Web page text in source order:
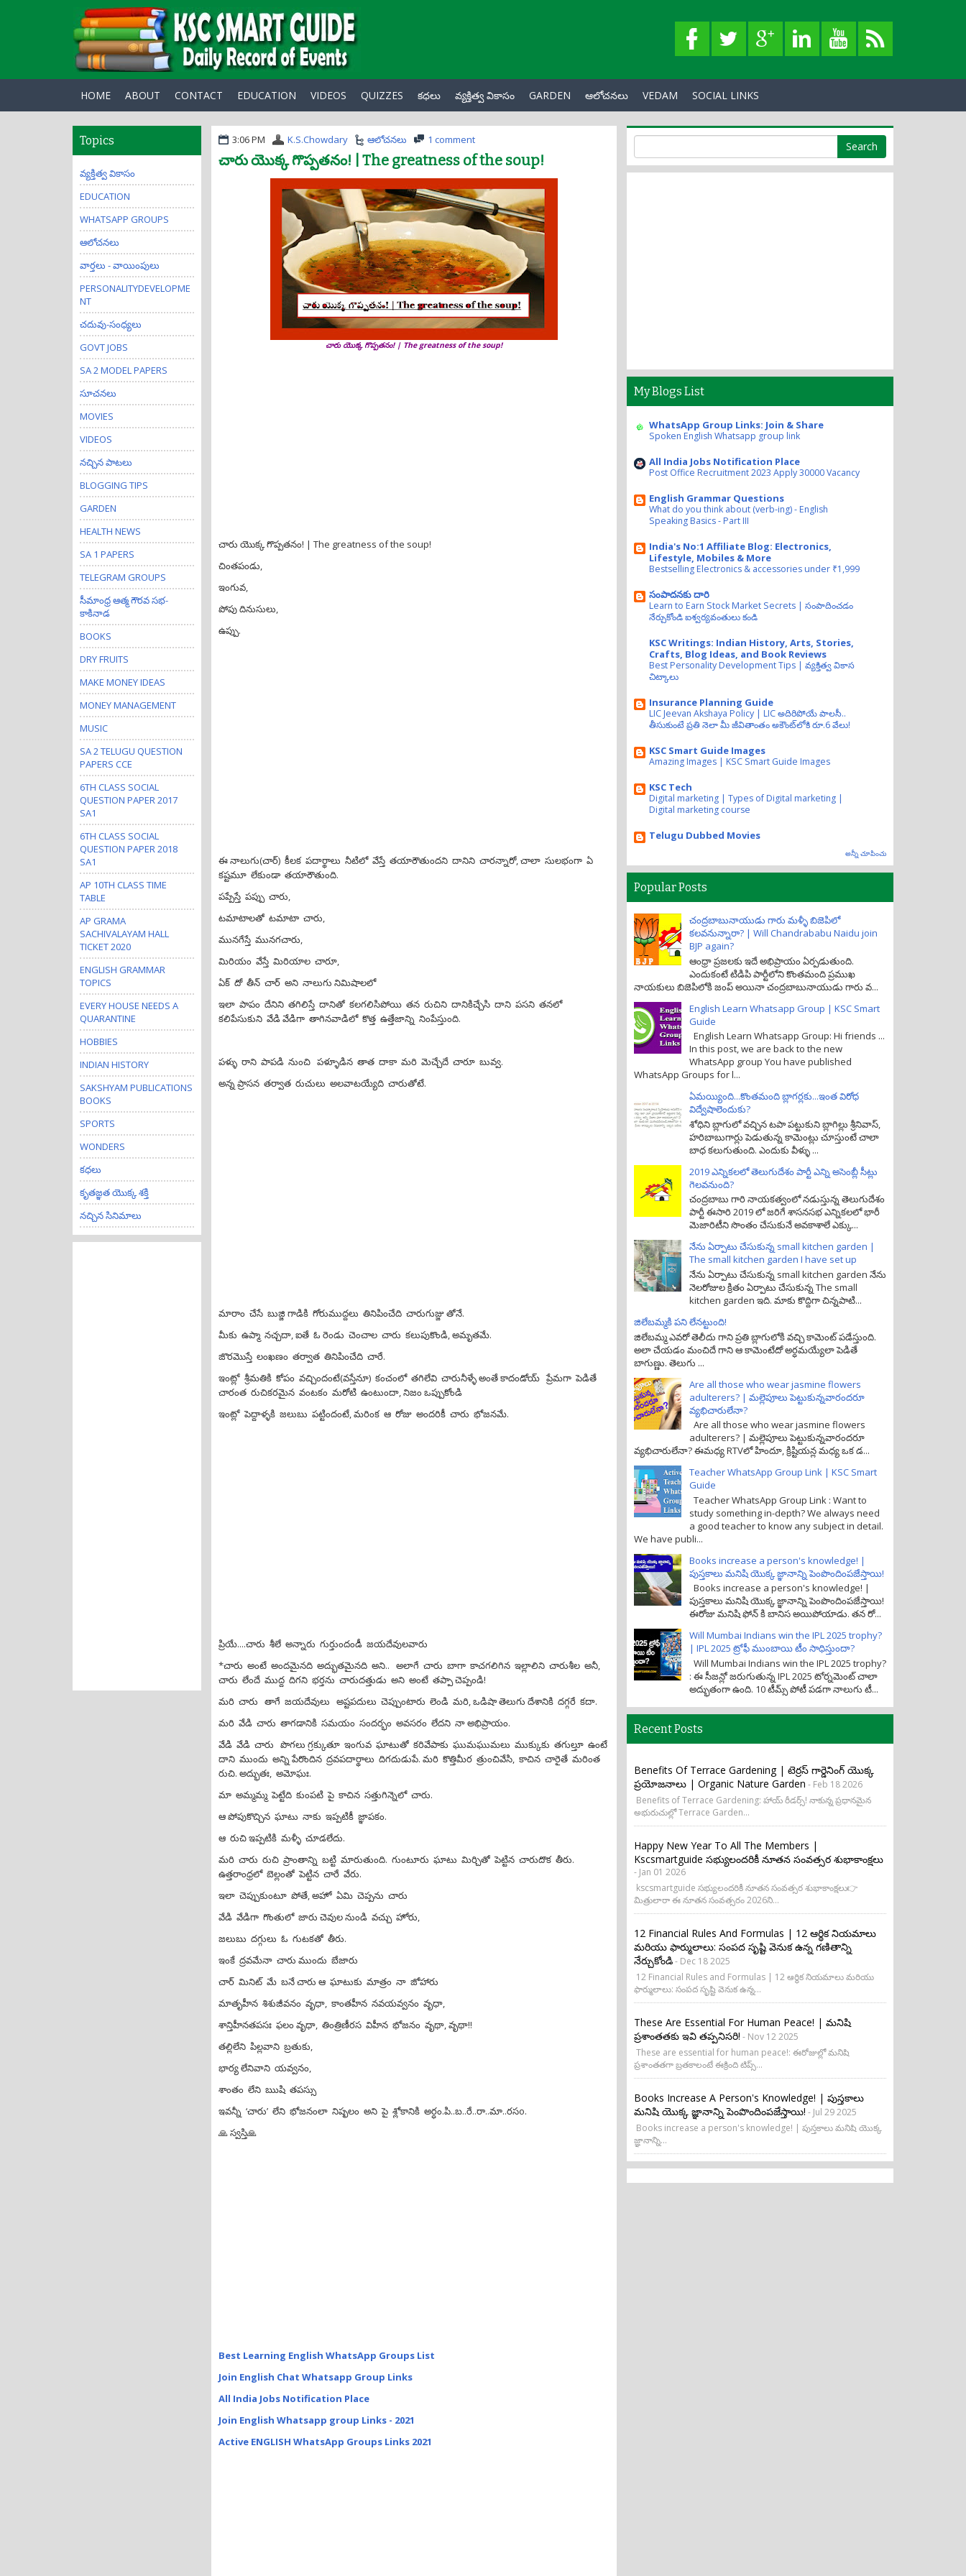
HOME ABOUT CONTACT EDUCATION VIDEOS QUIZZES కధలు వ్యక్తిత్వ వికాసం GARDEN ఆలోచనలు VEDAM SOCIAL LINKS
3:06 PM K.S.Chowdary ఆలోచనలు 1 comment
చారు యొక్క గొప్పతనం! | The greatness of the soup!
చారు యొక్క గొప్పతనం! | The greatness of the soup!
చారు యొక్క గొప్పతనం! | The greatness of the soup!
చింతపండు,
ఇంగువ,
పోపు దినుసులు,
ఉప్పు.
ఈ నాలుగు(చార్) కీలక పదార్థాలు నీటిలో వేస్తే తయారౌతుందని దానిని చారన్నారో, చాలా సులభంగా ఏ
కష్టమూ లేకుండా తయారౌతుంది.
పప్పేస్తే పప్పు చారు,
టమాటాలతో టమాటా చారు,
మునగేస్తే మునగచారు,
మిరియం వేస్తే మిరియాల చారూ,
ఏక్ దో తీన్ చార్ అని నాలుగు నిమిషాలలో
ఇలా పాపం దేనిని తగిలిస్తే దానితో కలగలిసిపోయి తన రుచిని దానికిచ్చేసి దాని పసని తనలో
కలిపేసుకుని వేడి వేడిగా తాగినవాడిలో కొత్త ఉత్తేజాన్ని నింపేస్తుంది.
పళ్ళు రాని పాపడి నుంచి పళ్ళూడిన తాత దాకా మరి మెచ్చేదే చారూ బువ్వ.
అన్న ప్రాసన తర్వాత రుచులు అలవాటయ్యేది చారుతోటే.
మారాం చేసే బుజ్జి గాడికి గోరుముద్దలు తినిపించేది చారుగుజ్జు తోనే.
మీకు ఉప్మా నచ్చదా, ఐతే ఓ రెండు చెంచాల చారు కలుపుకొండి, అమృతమే.
జొరమొస్తే లంఖణం తర్వాత తినిపించేది చారే.
ఇంట్లో శ్రీమతికి కోపం వచ్చిందంటే(వస్తేనూ) కంచంలో తగిలేవి చారునీళ్ళే అంతే కాదండోయ్ ప్రేమగా పెడితే
చారంత రుచికరమైన వంటకం మరోటి ఉంటుందా, నిజం ఒప్పుకోండి
ఇంట్లో పెద్దాళ్ళకి జలుబు పట్టిందంటే, మరింక ఆ రోజు అందరికీ చారు భోజనమే.
ప్రియే....చారు శీలే అన్నారు గుర్తుందండీ జయదేవులవారు
*చారు అంటే అందమైనది అద్భుతమైనది అని.. అలాగే చారు బాగా కాచగలిగిన ఇల్లాలిని చారుశీల అనీ,
చారు లేందే ముద్ద దిగని భర్తను చారుదత్తుడు అని అంటే తప్పా చెప్పండి!
మరి చారు తాగే జయదేవులు అష్టపదులు చెప్పుంటారు లెండి మరి, ఒడిషా తెలుగు దేశానికి దగ్గరే కదా.
మరి వేడి చారు తాగడానికి సమయం సందర్భం అవసరం లేదని నా అభిప్రాయం.
వేడి వేడి చారు పొగలు గ్రక్కుతూ ఇంగువ ఘాటుతో కరివేపాకు ఘుమఘుమలు ముక్కుకు తగుల్తూ ఉంటే
దాని ముందు అన్ని పేరొందిన ద్రవపదార్థాలు దిగదుడుపే. మరి కొత్తిమీర త్రుంచివేసి, కాచిన చారైతే మరింత
రుచి. అద్భుతః, అమోఘః.
మా అమ్మమ్మ పెట్టేది కుంపటి పై కాచిన సత్తుగిన్నెలో చారు.
ఆ పోపుకొచ్చిన ఘాటు నాకు ఇప్పటికీ జ్ఞాపకం.
ఆ రుచి ఇప్పటికి మళ్ళీ చూడలేదు.
మరి చారు రుచి ప్రాంతాన్ని బట్టి మారుతుంది. గుంటూరు ఘాటు మిర్చితో పెట్టిన చారుదొక తీరు.
ఉత్తరాంధ్రలో బెల్లంతో పెట్టిన చారే వేరు.
ఇలా చెప్పుకుంటూ పోతే, అహో ఏమి చెప్పను చారు
వేడి వేడిగా గొంతులో జారు చెవుల నుండి వచ్చు హోరు,
జలుబు దగ్గులు ఓ గుటకతో తీరు.
ఇంకే ద్రవమేనా చారు ముందు బేజారు
చార్ మినిట్ మే బనే చారు ఆ ఘాటుకు మాత్రం నా జోహారు
మాతృహీన శిశుజీవనం వృధా, కాంతహీన నవయవ్వనం వృధా,
శాన్తిహీనతపసః ఫలం వృధా, తింత్రిణీరస విహీన భోజనం వృథా, వృథా!!
తల్లిలేని పిల్లవాని బ్రతుకు,
భార్య లేనివాని యవ్వనం,
శాంతం లేని ఋషి తపస్సు
ఇవన్నీ ‘చారు’ లేని భోజనంలా నిష్ఫలం అని పై శ్లోకానికి అర్ధం.పి..బ..రే..రా..మా..రసo.
🙏 స్వస్తి🙏
Best Learning English WhatsApp Groups List
Join English Chat Whatsapp Group Links
All India Jobs Notification Place
Join English Whatsapp group Links - 2021
Active ENGLISH WhatsApp Groups Links 2021
Topics
వ్యక్తిత్వ వికాసం
EDUCATION
WHATSAPP GROUPS
ఆలోచనలు
వార్తలు - వాయింపులు
PERSONALITYDEVELOPME
NT
చదువు-సంధ్యలు
GOVT JOBS
SA 2 MODEL PAPERS
సూచనలు
MOVIES
VIDEOS
నచ్చిన పాటలు
BLOGGING TIPS
GARDEN
HEALTH NEWS
SA 1 PAPERS
TELEGRAM GROUPS
సీమాంధ్ర ఆత్మ గౌరవ సభ-
కాకినాడ
BOOKS
DRY FRUITS
MAKE MONEY IDEAS
MONEY MANAGEMENT
MUSIC
SA 2 TELUGU QUESTION
PAPERS CCE
6TH CLASS SOCIAL
QUESTION PAPER 2017
SA1
6TH CLASS SOCIAL
QUESTION PAPER 2018
SA1
AP 10TH CLASS TIME
TABLE
AP GRAMA
SACHIVALAYAM HALL
TICKET 2020
ENGLISH GRAMMAR
TOPICS
EVERY HOUSE NEEDS A
QUARANTINE
HOBBIES
INDIAN HISTORY
SAKSHYAM PUBLICATIONS
BOOKS
SPORTS
WONDERS
కధలు
కృతజ్ఞత యొక్క శక్తి
నచ్చిన సినిమాలు
My Blogs List
WhatsApp Group Links: Join & Share
Spoken English Whatsapp group link
All India Jobs Notification Place
Post Office Recruitment 2023 Apply 30000 Vacancy
English Grammar Questions
What do you think about (verb-ing) - English
Speaking Basics - Part III
India's No:1 Affiliate Blog: Electronics,
Lifestyle, Mobiles & More
Bestselling Electronics & accessories under ₹1,999
సంపాదనకు దారి
Learn to Earn Stock Market Secrets | సంపాదించడం
నేర్చుకోండి ఐశ్వర్యవంతులు కండి
KSC Writings: Indian History, Arts, Stories,
Crafts, Blog Ideas, and Book Reviews
Best Personality Development Tips | వ్యక్తిత్వ వికాస
చిట్కాలు
Insurance Planning Guide
LIC Jeevan Akshaya Policy | LIC అదిరిపోయే పాలసీ..
తీసుకుంటే ప్రతి నెలా మీ జీవితాంతం అకౌంట్‌లోకి రూ.6 వేలు!
KSC Smart Guide Images
Amazing Images | KSC Smart Guide Images
KSC Tech
Digital marketing | Types of Digital marketing |
Digital marketing course
Telugu Dubbed Movies
అన్నీ చూపించు
Popular Posts
చంద్రబాబునాయుడు గారు మళ్ళీ బిజెపిలో
కలవనున్నారా? | Will Chandrababu Naidu join
BJP again?
ఆంధ్రా ప్రజలకు ఇదే అభిప్రాయం ఏర్పడుతుంది.
ఎందుకంటే టిడిపి పార్టీలోని కొంతమంది ప్రముఖ
నాయకులు బిజెపిలోకి జంప్ అయినా చంద్రబాబునాయుడు గారు వ...
English Learn Whatsapp Group | KSC Smart
Guide
English Learn Whatsapp Group: Hi friends ...
In this post, we are back to the new
WhatsApp group You have published
WhatsApp Groups for l...
ఏమయ్యింది...కొంతమంది బ్లాగర్లకు...ఇంత విరోధ
విద్వేషాలెందుకు?
శోధిని బ్లాగులో వచ్చిన టపా పట్టుకుని బ్లాగిల్లు శ్రీనివాస్,
హరిబాబుగార్లు పెడుతున్న కామెంట్లు చూస్తుంటే చాలా
బాధ కలుగుతుంది. ఎందుకు వీళ్ళు ...
2019 ఎన్నికలలో తెలుగుదేశం పార్టీ ఎన్ని అసెంబ్లీ సీట్లు
గెలవనుంది?
చంద్రబాబు గారి నాయకత్వంలో నడుస్తున్న తెలుగుదేశం
పార్టీ ఈసారి 2019 లో జరిగే శాసనసభ ఎన్నికలలో భారీ
మెజారిటీని సొంతం చేసుకునే అవకాశాలే ఎక్కు...
నేను ఏర్పాటు చేసుకున్న small kitchen garden |
The small kitchen garden I have set up
నేను ఏర్పాటు చేసుకున్న small kitchen garden నేను
నెలరోజుల క్రితం ఏర్పాటు చేసుకున్న The small
kitchen garden ఇది. మాకు కొద్దిగా చిన్నపాటి...
జిలేబమ్మకి పని లేనట్టుంది!
జిలేబమ్మ ఎవరో తెలీదు గాని ప్రతి బ్లాగులోకి వచ్చి కామెంట్ పడేస్తుంది.
అలా చేయడం మంచిదే గాని ఆ కామెంటేదో అర్ధమయ్యేలా పెడితే
బాగుణ్ణు. తెలుగు ...
Are all those who wear jasmine flowers
adulterers? | మల్లెపూలు పెట్టుకున్నవారందరూ
వ్యభిచారులేనా?
Are all those who wear jasmine flowers
adulterers? | మల్లెపూలు పెట్టుకున్నవారందరూ
వ్యభిచారులేనా? ఈమధ్య RTVలో హిందూ, క్రిష్టియన్ల మధ్య ఒక డ...
Teacher WhatsApp Group Link | KSC Smart
Guide
Teacher WhatsApp Group Link : Want to
study something in-depth? We always need
a good teacher to know any subject in detail.
We have publi...
Books increase a person's knowledge! |
పుస్తకాలు మనిషి యొక్క జ్ఞానాన్ని పెంపొందింపజేస్తాయి!
Books increase a person's knowledge! |
పుస్తకాలు మనిషి యొక్క జ్ఞానాన్ని పెంపొందింపజేస్తాయి!
ఈరోజు మనిషి ఫోన్ కి బానిస అయిపోయాడు. తన రో...
Will Mumbai Indians win the IPL 2025 trophy?
| IPL 2025 ట్రోఫీ ముంబాయి టీం సాధిస్తుందా?
Will Mumbai Indians win the IPL 2025 trophy?
: ఈ సీజన్లో జరుగుతున్న IPL 2025 టోర్నమెంట్ చాలా
అద్భుతంగా ఉంది. 10 టీమ్స్ పోటీ పడగా నాలుగు టీ...
Recent Posts
Benefits Of Terrace Gardening | టెర్రస్ గార్డెనింగ్ యొక్క
ప్రయోజనాలు | Organic Nature Garden - Feb 18 2026
Benefits of Terrace Gardening: హాయ్ రీడర్స్! నాకున్న ప్రధానమైన
అభురుచుల్లో Terrace Garden...
Happy New Year To All The Members |
Kscsmartguide సభ్యులందరికీ నూతన సంవత్సర శుభాకాంక్షలు
- Jan 01 2026
kscsmartguide సభ్యులందరికీ నూతన సంవత్సర శుభాకాంక్షలు👉
మిత్రులారా ఈ నూతన సంవత్సరం 2026ని...
12 Financial Rules And Formulas | 12 ఆర్థిక నియమాలు
మరియు ఫార్ములాలు: సంపద సృష్టి వెనుక ఉన్న గణితాన్ని
నేర్చుకోండి- Dec 18 2025
12 Financial Rules and Formulas | 12 ఆర్థిక నియమాలు మరియు
ఫార్ములాలు: సంపద సృష్టి వెనుక ఉన్న...
These Are Essential For Human Peace! | మనిషి
ప్రశాంతతకు ఇవి తప్పనిసరి! - Nov 12 2025
These are essential for human peace!: ఈరోజుల్లో మనిషి
ప్రశాంతతగా బ్రతకాలంటే ఈక్రింది టిప్స్...
Books Increase A Person's Knowledge! | పుస్తకాలు
మనిషి యొక్క జ్ఞానాన్ని పెంపొందింపజేస్తాయి! - Jul 29 2025
Books increase a person's knowledge! | పుస్తకాలు మనిషి యొక్క
జ్ఞానాన్ని...